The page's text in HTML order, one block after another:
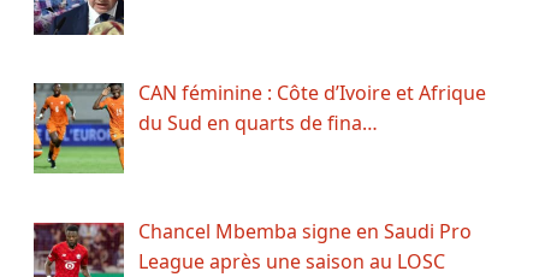
CAN féminine : Côte d’Ivoire et Afrique
du Sud en quarts de fina…
Chancel Mbemba signe en Saudi Pro
League après une saison au LOSC